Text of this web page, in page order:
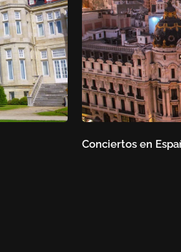
Conciertos en